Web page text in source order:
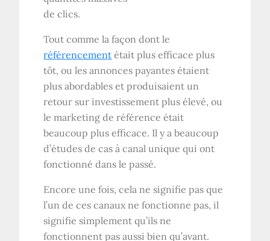
de clics.
Tout comme la façon dont le
référencement était plus efficace plus
tôt, ou les annonces payantes étaient
plus abordables et produisaient un
retour sur investissement plus élevé, ou
le marketing de référence était
beaucoup plus efficace. Il y a beaucoup
d’études de cas à canal unique qui ont
fonctionné dans le passé.
Encore une fois, cela ne signifie pas que
l’un de ces canaux ne fonctionne pas, il
signifie simplement qu’ils ne
fonctionnent pas aussi bien qu’avant.